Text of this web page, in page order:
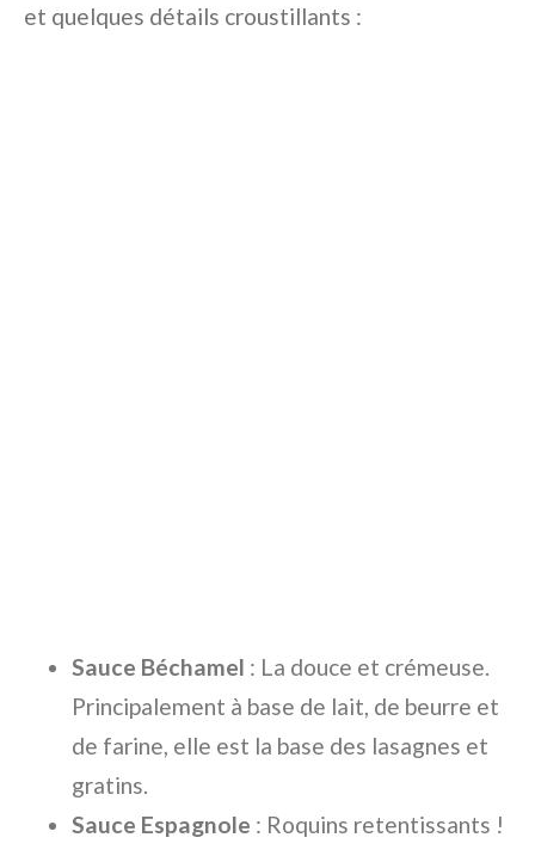
et quelques détails croustillants :
Sauce Béchamel : La douce et crémeuse.
Principalement à base de lait, de beurre et
de farine, elle est la base des lasagnes et
gratins.
Sauce Espagnole : Roquins retentissants !